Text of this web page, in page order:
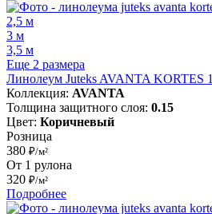
2,5 м
3 м
3,5 м
Еще 2 размера
Линолеум Juteks AVANTA KORTES 1
Коллекция: AVANTA
Толщина защитного слоя: 0.15
Цвет: Коричневый
Розница
380 ₽/м²
От 1 рулона
320 ₽/м²
Подробнее